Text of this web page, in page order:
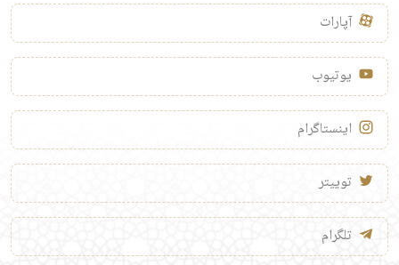
آپارات
یوتیوب
اینستاگرام
توییتر
تلگرام